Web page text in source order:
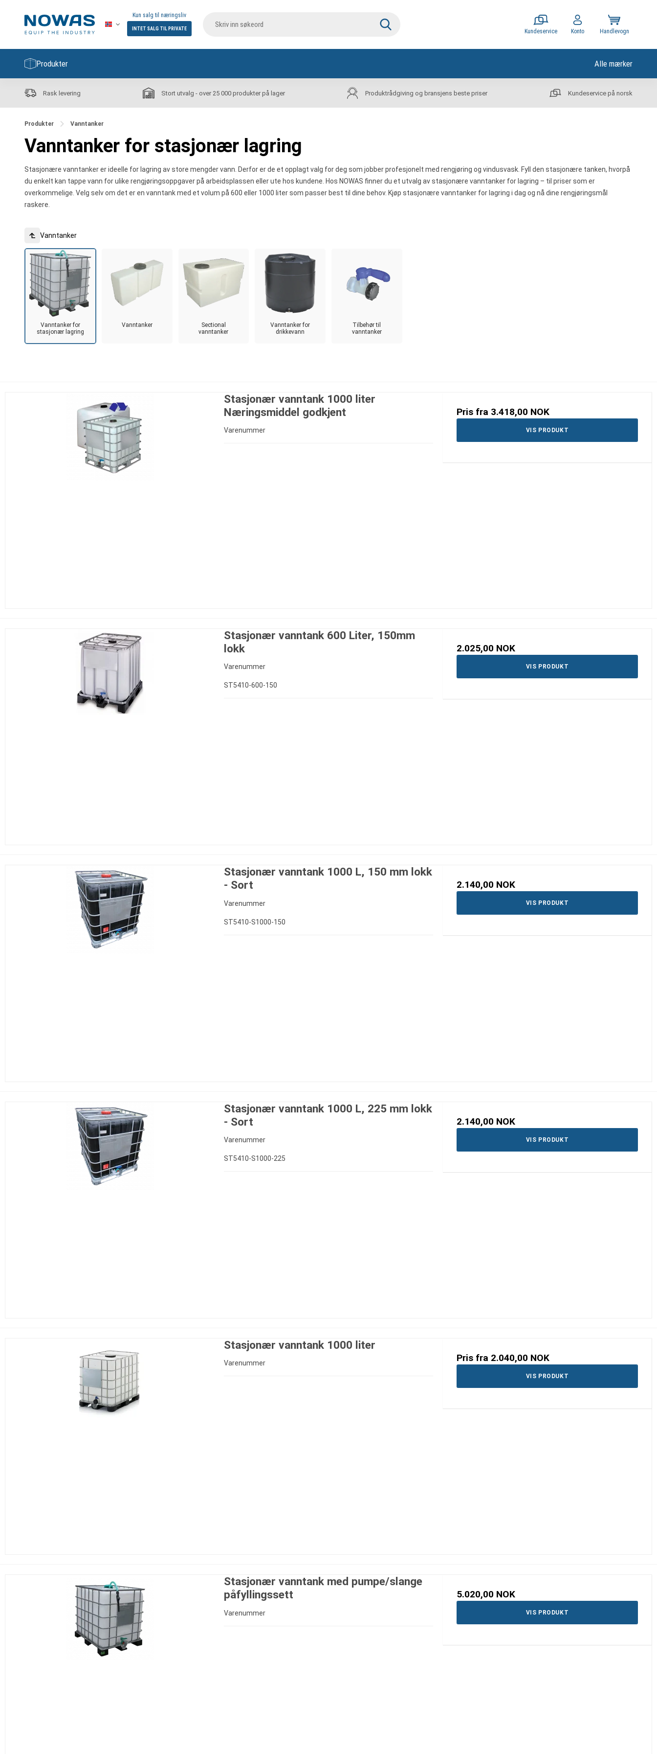
Kun salg til næringsliv
INTET SALG TIL PRIVATE Kundeservice Konto Handlevogn
Produkter Alle mærker
Rask levering Stort utvalg - over 25 000 produkter på lager Produktrådgiving og bransjens beste priser Kundeservice på norsk
Produkter Vanntanker
Vanntanker for stasjonær lagring
Stasjonære vanntanker er ideelle for lagring av store mengder vann. Derfor er de et opplagt valg for deg som jobber profesjonelt med rengjøring og vindusvask. Fyll den stasjonære tanken, hvorpå
du enkelt kan tappe vann for ulike rengjøringsoppgaver på arbeidsplassen eller ute hos kundene. Hos NOWAS finner du et utvalg av stasjonære vanntanker for lagring – til priser som er
overkommelige. Velg selv om det er en vanntank med et volum på 600 eller 1000 liter som passer best til dine behov. Kjøp stasjonære vanntanker for lagring i dag og nå dine rengjøringsmål
raskere.
Vanntanker
Vanntanker for
stasjonær lagring
Vanntanker
Sectional
vanntanker
Vanntanker for
drikkevann
Tilbehør til
vanntanker
Stasjonær vanntank 1000 liter
Næringsmiddel godkjent
Varenummer
Pris fra 3.418,00 NOK
VIS PRODUKT
Stasjonær vanntank 600 Liter, 150mm
lokk
Varenummer
ST5410-600-150
2.025,00 NOK
VIS PRODUKT
Stasjonær vanntank 1000 L, 150 mm lokk
- Sort
Varenummer
ST5410-S1000-150
2.140,00 NOK
VIS PRODUKT
Stasjonær vanntank 1000 L, 225 mm lokk
- Sort
Varenummer
ST5410-S1000-225
2.140,00 NOK
VIS PRODUKT
Stasjonær vanntank 1000 liter
Varenummer Pris fra 2.040,00 NOK
VIS PRODUKT
Stasjonær vanntank med pumpe/slange
påfyllingssett
Varenummer
5.020,00 NOK
VIS PRODUKT